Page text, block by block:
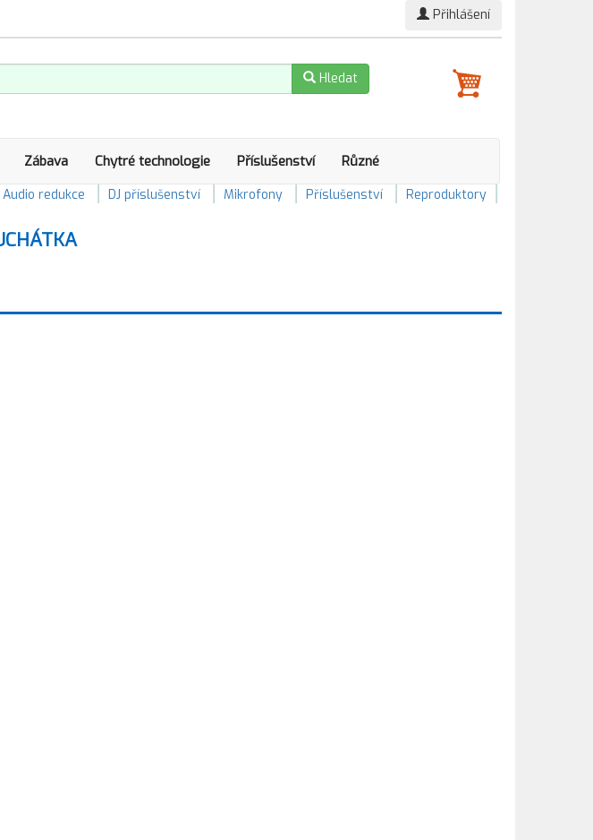
Přihlášení
Hledat
Zábava Chytré technologie Příslušenství Různé
Audio redukce DJ příslušenství Mikrofony Příslušenství
Reproduktory